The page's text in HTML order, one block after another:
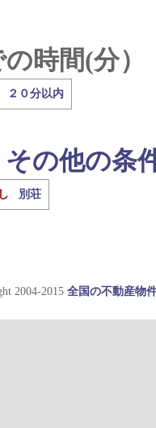
時間(分）
２０分以内
その他の条
別荘
2004-2015 全国の不動産物